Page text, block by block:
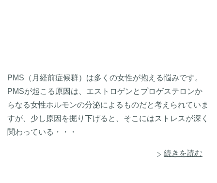
PMS（月経前症候群）は多くの女性が抱える悩みです。
PMSが起こる原因は、エストロゲンとプロゲステロンか
らなる女性ホルモンの分泌によるものだと考えられていま
すが、少し原因を掘り下げると、そこにはストレスが深く
関わっている・・・
続きを読む